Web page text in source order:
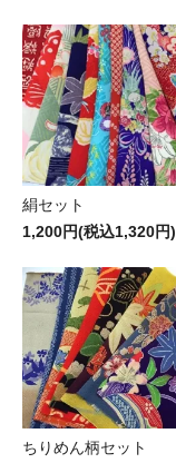
絹セット
1,200円(税込1,320円)
ちりめん柄セット